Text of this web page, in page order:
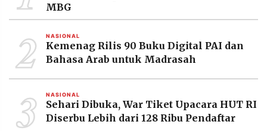
MBG
2 NASIONAL
Kemenag Rilis 90 Buku Digital PAI dan
Bahasa Arab untuk Madrasah
3 NASIONAL
Sehari Dibuka, War Tiket Upacara HUT RI
Diserbu Lebih dari 128 Ribu Pendaftar